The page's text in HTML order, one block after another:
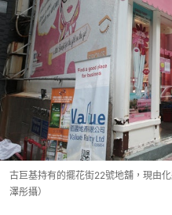
古巨基持有的擺花街22號地舖，現由
澤彤攝）